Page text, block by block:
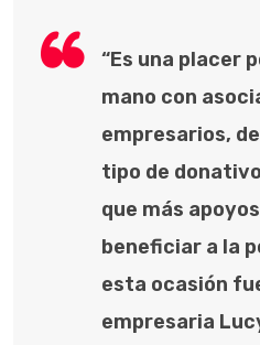
“Es una placer
mano con
empresarios,
tipo de
que más
beneficiar a la
esta ocasión
empresaria